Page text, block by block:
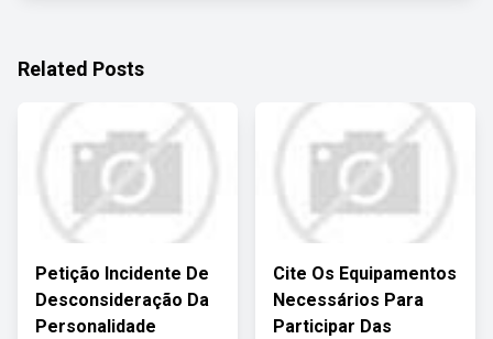
Related Posts
Petição Incidente De
Desconsideração Da
Personalidade
Cite Os Equipamentos
Necessários Para
Participar Das